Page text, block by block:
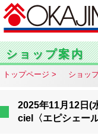
新着情報
イベント
チラシ・カタログ
ショップ案内
トップページ ショッ
2025年11月12日(
ciel〈エピシェー